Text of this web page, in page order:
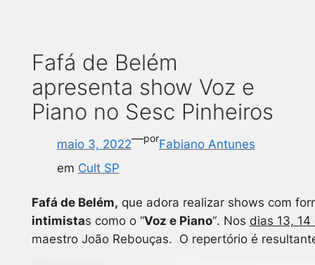
Fafá de Belém
apresenta show Voz e
Piano no Sesc Pinheiros
maio 3, 2022—porFabiano Antunes
em Cult SP
Fafá de Belém, que adora realizar shows com
intimistas como o “Voz e Piano“. Nos dias 13, 14
maestro João Rebouças. O repertório é